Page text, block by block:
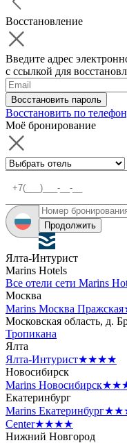
Восстановление
Введите адрес
с ссылкой для
Восстановить пароль
Восстановить по
Моё бронирование
Продолжить
Ялта-Интурист
Marins Hotels
Все отели сети Marins
Москва
Marins Москва Пражская
Московская область, д.
Тропикана
Ялта
Ялта-Интурист★★★★
Новосибирск
Marins Новосибирск
Екатеринбург
Marins Екатеринбург
Center★★★★
Нижний Новгород